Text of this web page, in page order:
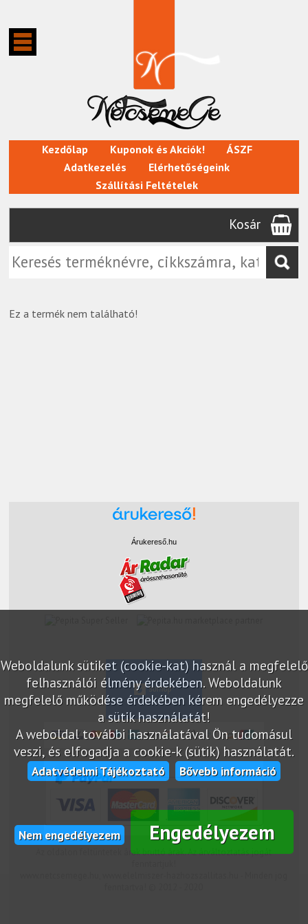
Kezdőlap Kuponok és Akciók!
ÁSZF
Adatkezelés
Elérhetőségeink
Szállítási Feltételek
Kosár
Ez a termék nem található!
Weboldalunk sütiket (cookie-kat) használ a megfelelő
felhasználói élmény érdekében. Weboldalunk
megfelelő működése érdekében kérem engedélyezze
a sütik használatát!
A weboldal további használatával Ön tudomásul
veszi, és elfogadja a cookie-k (sütik) használatát.
Adatvédelmi Tájékoztató Bővebb információ
Nem engedélyezem Engedélyezem
Árukereső.hu
Az oldalon feltüntetek árak bruttó árak. Az árváltoztatás jogát